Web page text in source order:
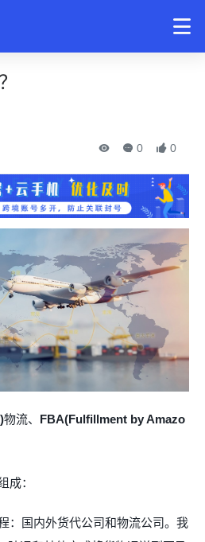
0 0
物流、 FBA(Fulfillment by Amazo
成：
：国内外货代公司和物流公司。我